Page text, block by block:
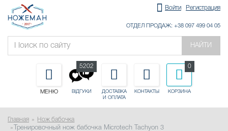
Войти Регистрация
ОТДЕЛ ПРОДАЖ: +38 097 499 04 05
НАЙТИ
МЕНЮ ВІДГУКИ
5202
ДОСТАВКА
И ОПЛАТА
КОНТАКТЫ КОРЗИНА
0
Главная
Нож бабочка
Тренировочный нож бабочка Microtech Tachyon 3